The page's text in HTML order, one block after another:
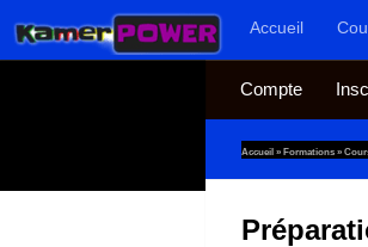
Au dessous du contenuAccueil
Compte
Accueil » Formations »